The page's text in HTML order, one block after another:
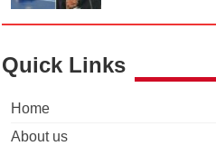
Quick Links
Home
About us